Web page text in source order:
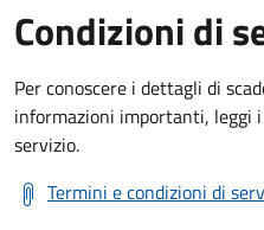
Condizioni di
Per conoscere i dettagli di
informazioni importanti, leggi
servizio.
Termini e condizioni di